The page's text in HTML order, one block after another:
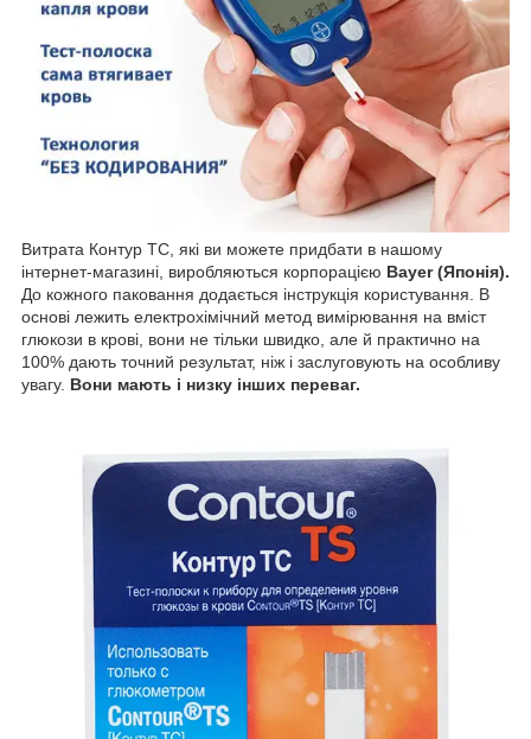
Витрата Контур ТС, які ви можете придбати в нашому
інтернет-магазині, виробляються корпорацією Bayer (Японія).
До кожного паковання додається інструкція користування. В
основі лежить електрохімічний метод вимірювання на вміст
глюкози в крові, вони не тільки швидко, але й практично на
100% дають точний результат, ніж і заслуговують на особливу
увагу. Вони мають і низку інших переваг.